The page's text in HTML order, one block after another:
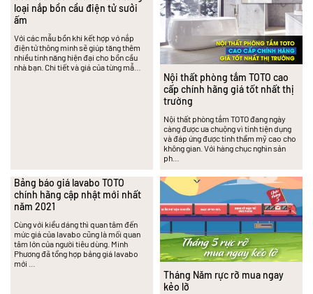
loại nắp bồn cầu điện tử sưởi
ấm
Với các mẫu bồn khi kết hợp vớ nắp
điện tử thông minh sẽ giúp tăng thêm
nhiều tính năng hiện đại cho bồn cầu
nhà bạn. Chi tiết và giá của từng mẫ…
Nội thất phòng tắm TOTO cao
cấp chính hãng giá tốt nhất thị
trường
Nội thất phòng tắm TOTO đang ngày
càng được ưa chuộng vì tính tiện dụng
và đáp ứng được tính thẩm mỹ cao cho
không gian. Với hàng chục nghìn sản
ph…
Bảng báo giá lavabo TOTO
chính hãng cập nhật mới nhất
năm 2021
Cùng với kiểu dáng thì quan tâm đến
mức giá của lavabo cũng là mối quan
tâm lớn của người tiêu dùng. Minh
Phương đã tổng hợp bảng giá lavabo
mới …
Tháng Năm rực rỡ mua ngay
kẻo lỡ